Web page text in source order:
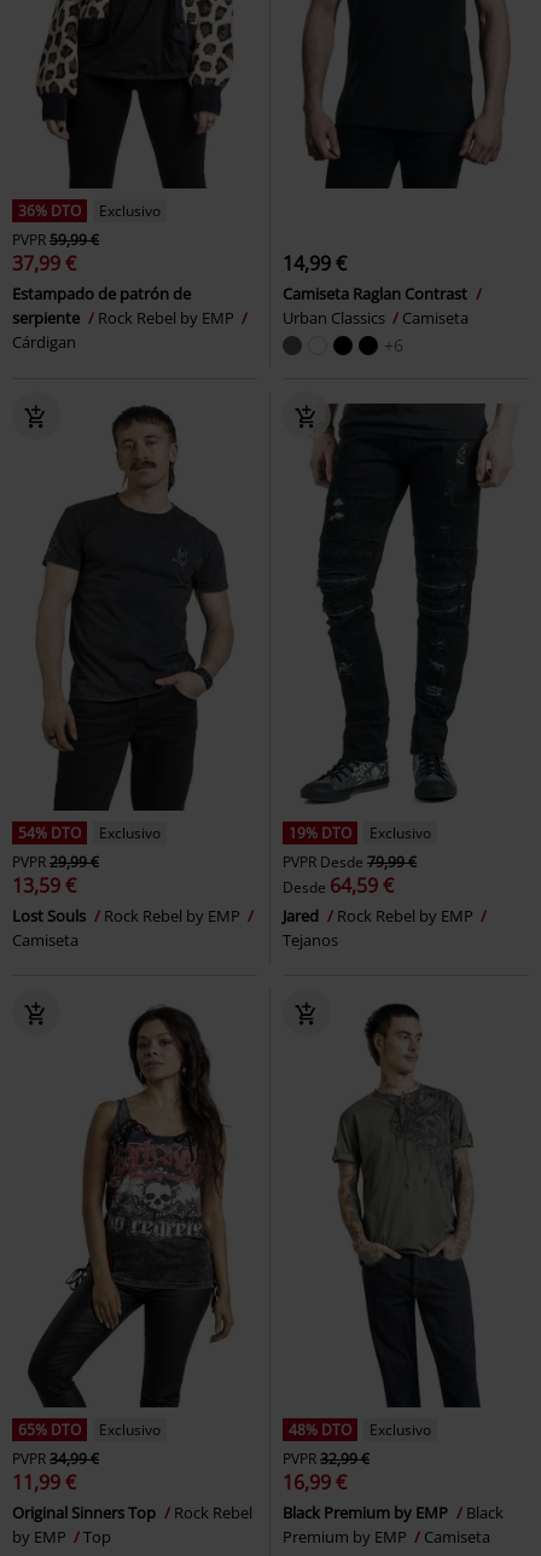
36% DTO
Exclusivo
PVPR59,99 €
37,99 €
Estampado de patrón de
serpiente
Rock Rebel by EMP
Cárdigan
14,99 €
Camiseta Raglan Contrast
Urban Classics
Camiseta
+6
54% DTO
Exclusivo
PVPR29,99 €
13,59 €
Lost Souls
Rock Rebel by EMP
Camiseta
19% DTO
Exclusivo
PVPR Desde 79,99 €
Desde 64,59 €
Jared
Rock Rebel by EMP
Tejanos
65% DTO
Exclusivo
PVPR34,99 €
11,99 €
Original Sinners Top
Rock Rebel
by EMP
Top
48% DTO
Exclusivo
PVPR32,99 €
16,99 €
Black Premium by EMP
Black
Premium by EMP
Camiseta